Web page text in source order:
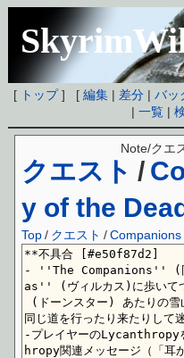
[ トップ] [編集 | 差分 |バッ
|一覧 |
クエスト /
y of the
Note/クエ
Top / クエスト /Companions